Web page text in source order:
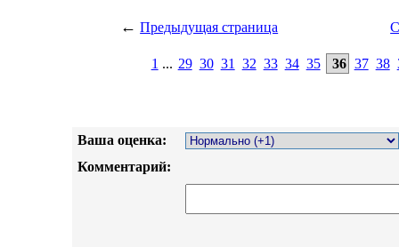
← Предыдущая страница
1 ... 29 30 31 32 33 34 35 36 37 38
Ваша оценка:
Комментарий: